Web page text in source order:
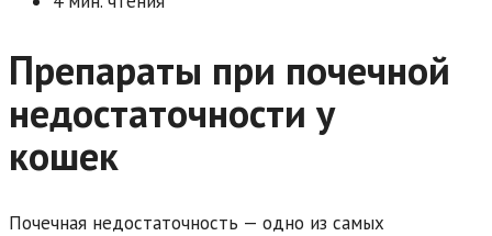
Препараты при почечной
недостаточности у
кошек
Почечная недостаточность — одно из самых